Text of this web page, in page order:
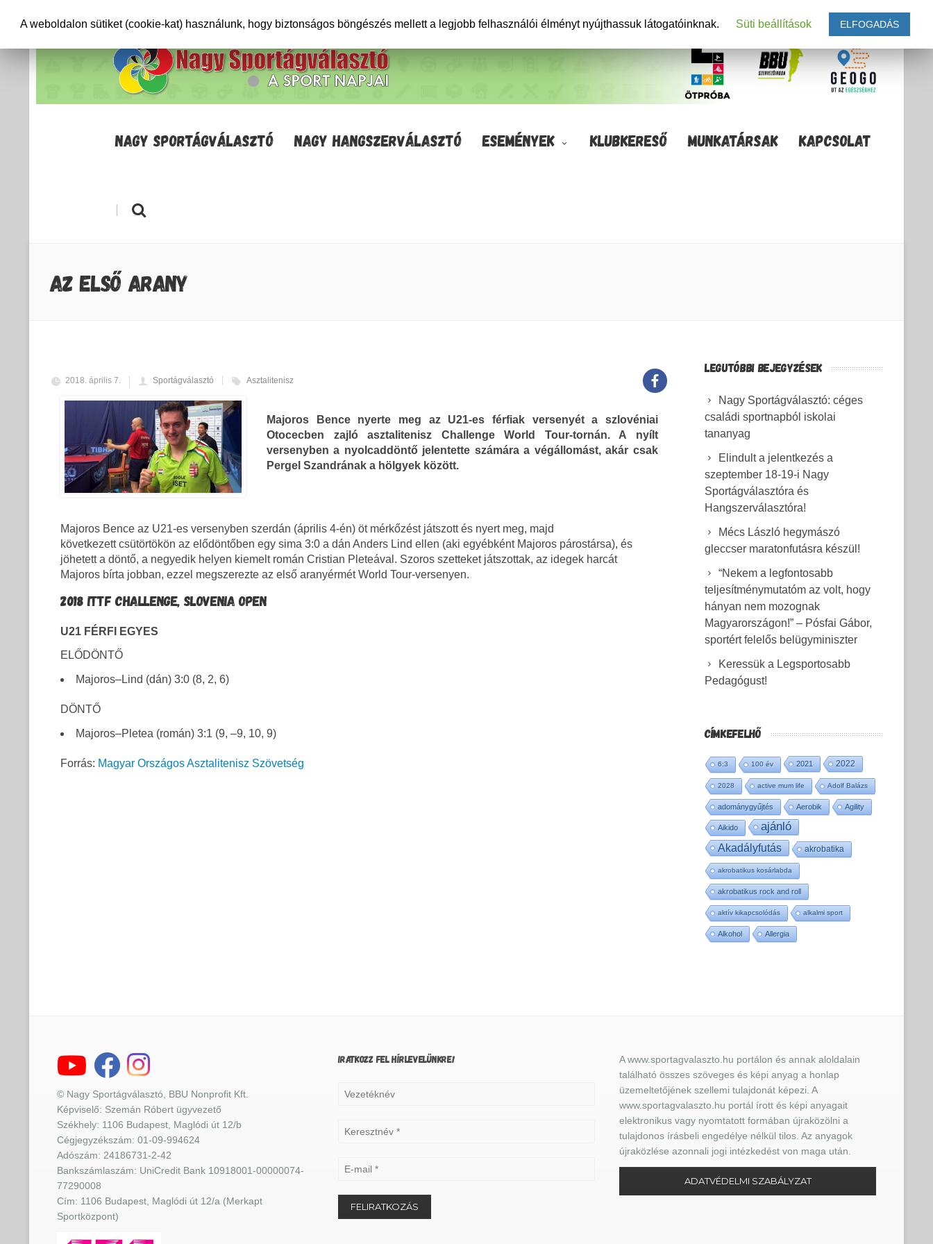
NAGY SPORTÁGVÁLASZTÓ NAGY HANGSZERVÁLASZTÓ ESEMÉNYEK KLUBKERESŐ MUNKATÁRSAK KAPCSOLAT
|
AZ ELSŐ ARANY
2018. április 7. Sportágválasztó Asztalitenisz
Majoros Bence nyerte meg az U21-es férfiak versenyét a szlovéniai
Otocecben zajló asztalitenisz Challenge World Tour-tornán. A nyílt
versenyben a nyolcaddöntő jelentette számára a végállomást, akár csak
Pergel Szandrának a hölgyek között.
Majoros Bence az U21-es versenyben szerdán (április 4-én) öt mérkőzést játszott és nyert meg, majd
következett csütörtökön az elődöntőben egy sima 3:0 a dán Anders Lind ellen (aki egyébként Majoros párostársa), és
jöhetett a döntő, a negyedik helyen kiemelt román Cristian Pleteával. Szoros szetteket játszottak, az idegek harcát
Majoros bírta jobban, ezzel megszerezte az első aranyérmét World Tour-versenyen.
2018 ITTF CHALLENGE, SLOVENIA OPEN
U21 FÉRFI EGYES
ELŐDÖNTŐ
Majoros–Lind (dán) 3:0 (8, 2, 6)
DÖNTŐ
Majoros–Pletea (román) 3:1 (9, –9, 10, 9)
Forrás: Magyar Országos Asztalitenisz Szövetség
LEGUTÓBBI BEJEGYZÉSEK
Nagy Sportágválasztó: céges
családi sportnapból iskolai
tananyag
Elindult a jelentkezés a
szeptember 18-19-i Nagy
Sportágválasztóra és
Hangszerválasztóra!
Mécs László hegymászó
gleccser maratonfutásra készül!
“Nekem a legfontosabb
teljesítménymutatóm az volt, hogy
hányan nem mozognak
Magyarországon!” – Pósfai Gábor,
sportért felelős belügyminiszter
Keressük a Legsportosabb
Pedagógust!
CÍMKEFELHŐ
6:3 100 év 2021 2022
2028 active mum life Adolf Balázs
adománygyűjtés Aerobik Agility
Aikido ajánló
Akadályfutás akrobatika
akrobatikus kosárlabda
akrobatikus rock and roll
aktív kikapcsolódás alkalmi sport
Alkohol Allergia
© Nagy Sportágválasztó, BBU Nonprofit Kft.
Képviselő: Szemán Róbert ügyvezető
Székhely: 1106 Budapest, Maglódi út 12/b
Cégjegyzékszám: 01-09-994624
Adószám: 24186731-2-42
Bankszámlaszám: UniCredit Bank 10918001-00000074-
77290008
Cím: 1106 Budapest, Maglódi út 12/a (Merkapt
Sportközpont)
IRATKOZZ FEL HÍRLEVELÜNKRE!
A www.sportagvalaszto.hu portálon és annak aloldalain
található összes szöveges és képi anyag a honlap
üzemeltetőjének szellemi tulajdonát képezi. A
www.sportagvalaszto.hu portál írott és képi anyagait
elektronikus vagy nyomtatott formában újraközölni a
tulajdonos írásbeli engedélye nélkül tilos. Az anyagok
újraközlése azonnali jogi intézkedést von maga után.
ADATVÉDELMI SZABÁLYZAT
A weboldalon sütiket (cookie-kat) használunk, hogy biztonságos böngészés mellett a legjobb felhasználói élményt nyújthassuk látogatóinknak. Süti beállítások ELFOGADÁS